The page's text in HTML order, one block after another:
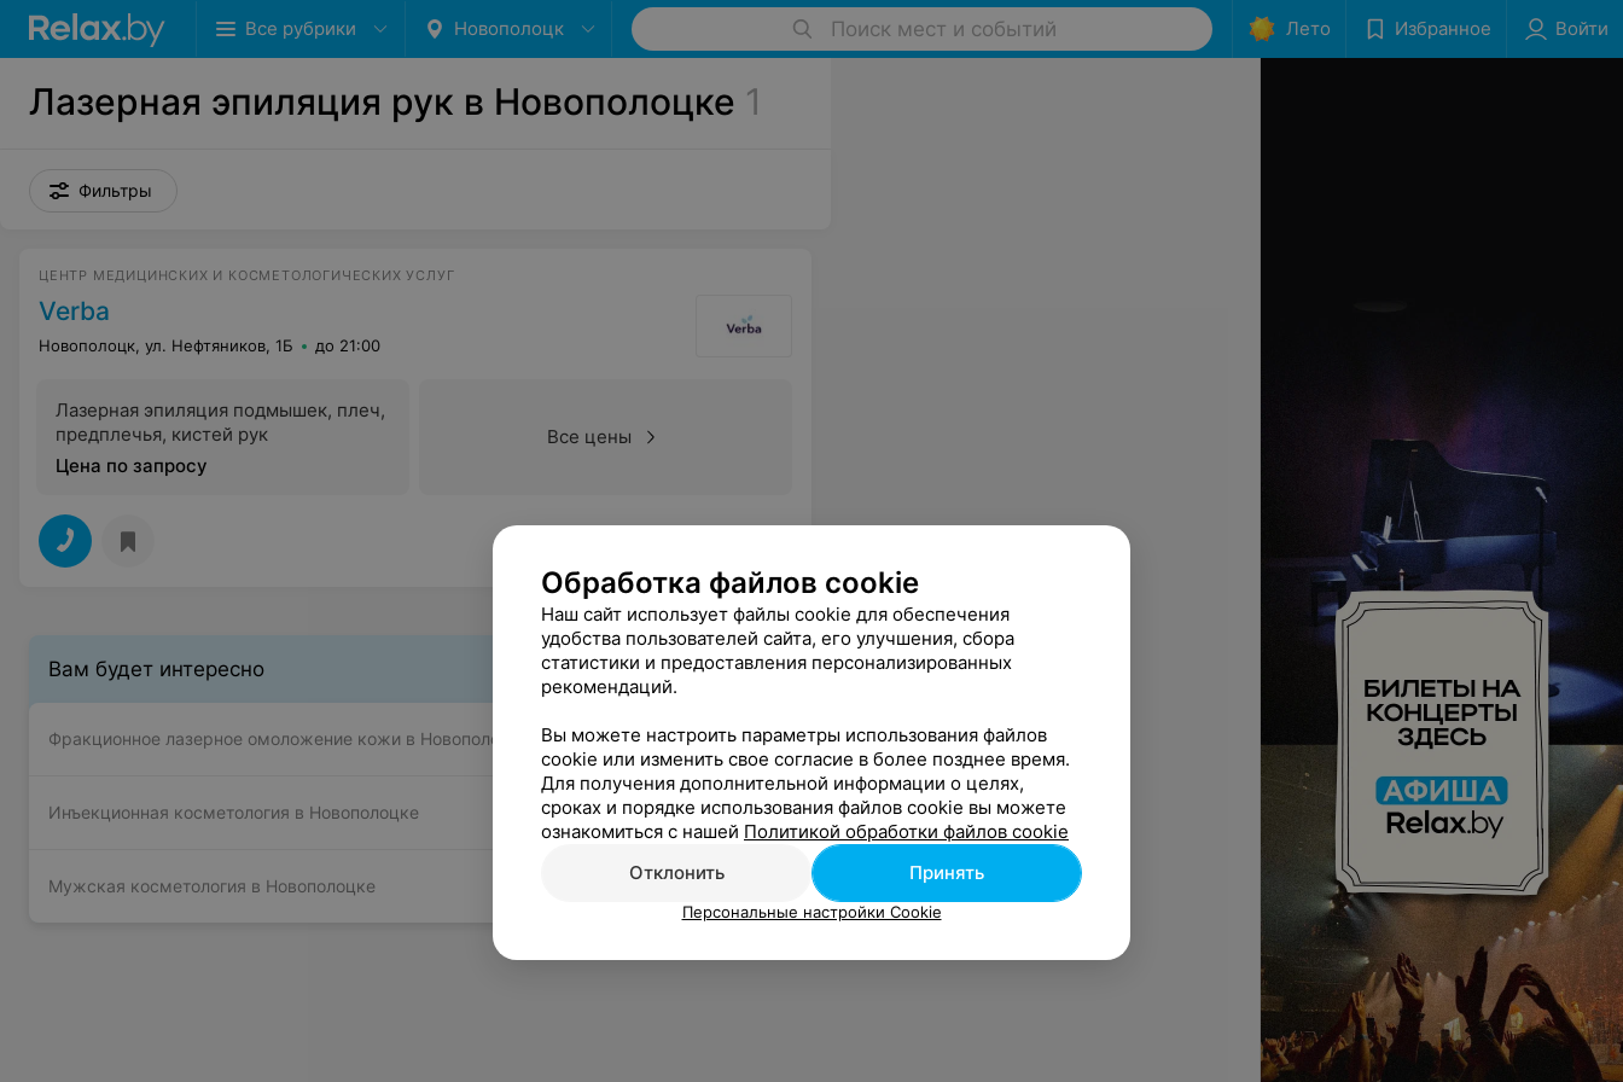
Все рубрики Новополоцк Поиск мест и событий Лето Избранное Войти
Лазерная эпиляция рук в Новополоцке 1
Фильтры
ЦЕНТР МЕДИЦИНСКИХ И КОСМЕТОЛОГИЧЕСКИХ УСЛУГ
Verba
Новополоцк, ул. Нефтяников, 1Б до 21:00
Лазерная эпиляция подмышек, плеч,
предплечья, кистей рук
Цена по запросу
Все цены
Вам будет интересно
Фракционное лазерное омоложение кожи в Новополоцке
Инъекционная косметология в Новополоцке
Мужская косметология в Новополоцке
Обработка файлов cookie
Наш сайт использует файлы cookie для обеспечения
удобства пользователей сайта, его улучшения, сбора
статистики и предоставления персонализированных
рекомендаций.
Вы можете настроить параметры использования файлов
cookie или изменить свое согласие в более позднее время.
Для получения дополнительной информации о целях,
сроках и порядке использования файлов cookie вы можете
ознакомиться с нашей Политикой обработки файлов cookie
Отклонить
Принять
Персональные настройки Cookie